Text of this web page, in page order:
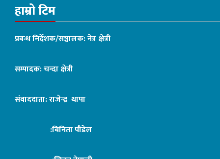
हाम्रो टिम
प्रबन्ध निर्देशक/सञ्चालक: नेत्र क्षेत्री
सम्पादक: चन्दा क्षेत्री
संवाददाता: राजेन्द्र थापा
:बिनिता पौडेल